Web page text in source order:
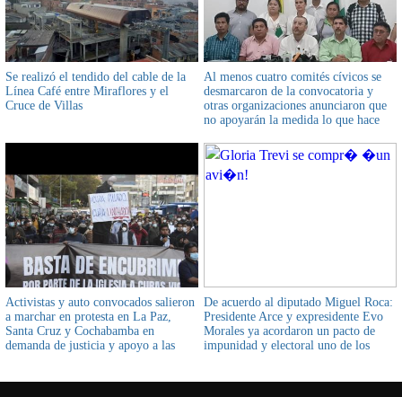
Se realizó el tendido del cable de la
Línea Café entre Miraflores y el
Cruce de Villas
Al menos cuatro comités cívicos se
desmarcaron de la convocatoria y
otras organizaciones anunciaron que
no apoyarán la medida lo que hace
analista Emilio Rodas
Activistas y auto convocados salieron
a marchar en protesta en La Paz,
Santa Cruz y Cochabamba en
demanda de justicia y apoyo a las
De acuerdo al diputado Miguel Roca:
Presidente Arce y expresidente Evo
Morales ya acordaron un pacto de
impunidad y electoral uno de los